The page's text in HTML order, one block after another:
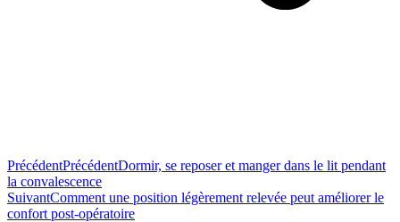
PrécédentPrécédentDormir, se reposer et manger dans le lit pendant
la convalescence
SuivantComment une position légèrement relevée peut améliorer le
confort post-opératoire